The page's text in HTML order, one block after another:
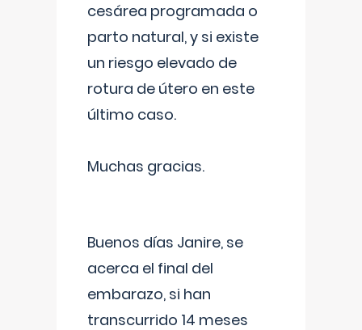
cesárea programada o
parto natural, y si existe
un riesgo elevado de
rotura de útero en este
último caso.
Muchas gracias.
Buenos días Janire, se
acerca el final del
embarazo, si han
transcurrido 14 meses